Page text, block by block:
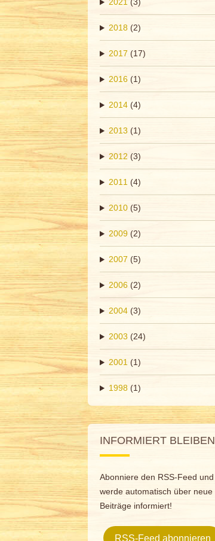
2021 (3)
2018 (2)
2017 (17)
2016 (1)
2014 (4)
2013 (1)
2012 (3)
2011 (4)
2010 (5)
2009 (2)
2007 (5)
2006 (2)
2004 (3)
2003 (24)
2001 (1)
1998 (1)
INFORMIERT BLEIBEN
Abonniere den RSS-Feed und
werde automatisch über neue
Beiträge informiert!
RSS-Feed abonnieren